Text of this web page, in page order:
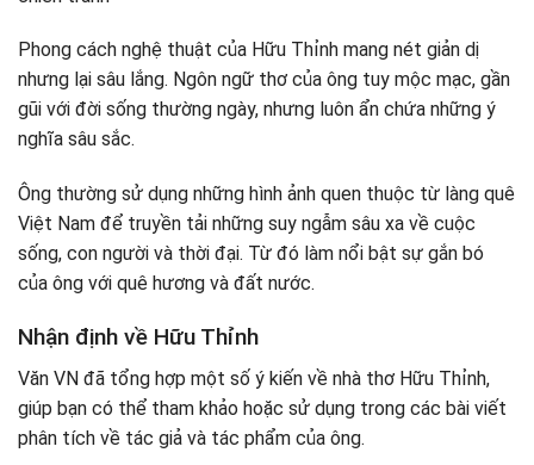
Phong cách nghệ thuật của Hữu Thỉnh mang nét giản dị
nhưng lại sâu lắng. Ngôn ngữ thơ của ông tuy mộc mạc, gần
gũi với đời sống thường ngày, nhưng luôn ẩn chứa những ý
nghĩa sâu sắc.
Ông thường sử dụng những hình ảnh quen thuộc từ làng quê
Việt Nam để truyền tải những suy ngẫm sâu xa về cuộc
sống, con người và thời đại. Từ đó làm nổi bật sự gắn bó
của ông với quê hương và đất nước.
Nhận định về Hữu Thỉnh
Văn VN đã tổng hợp một số ý kiến về nhà thơ Hữu Thỉnh,
giúp bạn có thể tham khảo hoặc sử dụng trong các bài viết
phân tích về tác giả và tác phẩm của ông.